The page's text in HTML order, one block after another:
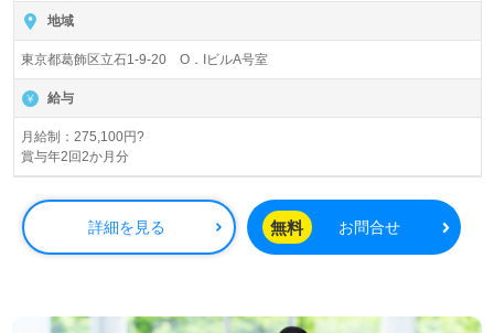
この求人の最大の魅力は、心からの介護サービスを提供
し、「ご利用者様第一主義」を実践する環境で働けること
です。サービス提供責任者としての経験がある方はもちろ
ん、訪問介護事業での経験がない方でも、充実した研修制
だけます。また、豊富なキャリアパスを提供しており、自
身のスキルや経験を活かしながら、さらなる成長を目指す
ことが可能です。
福利厚生も充実しており、生活の安定を図りながら働ける
環境が整っています。転職を考えている方にとって、収入
での勤務となるため、地域に密着した介護を実践できる点
地域
東京都葛飾区立石1-9-20 O．IビルA号室
給与
月給制：275,100円?
賞与年2回2か月分
詳細を見る 無料 お問合せ